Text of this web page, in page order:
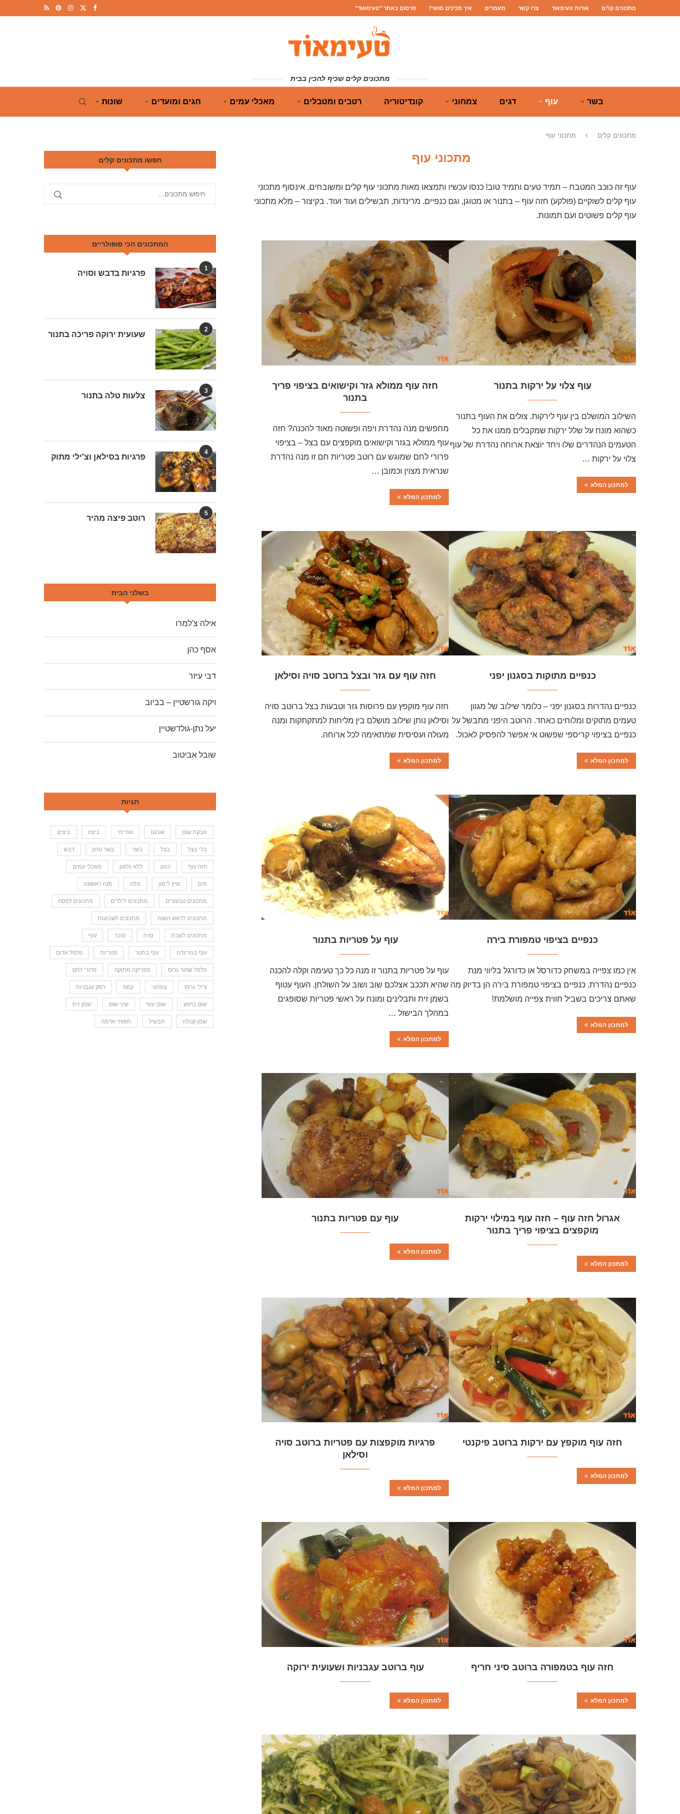
מתכונים קלים אודות טעימאוד צרו קשר מאמרים איך מכינים סושי? פרסום באתר "טעימאוד"
מתכונים קלים שכיף להכין בבית
בשר עוף דגים צמחוני קונדיטוריה רטבים ומטבלים מאכלי עמים חגים ומועדים שונות
מתכונים קלים מתכוני עוף
מתכוני עוף
עוף זה כוכב המטבח – תמיד טעים ותמיד טוב! כנסו עכשיו ותמצאו מאות מתכוני עוף קלים ומשובחים. אינסוף מתכוני
עוף קלים לשוקיים (פולקע) חזה עוף – בתנור או מטוגן, וגם כנפיים. מרינדות, תבשילים ועוד ועוד. בקיצור – מלא מתכוני
עוף קלים פשוטים ועם תמונות.
עוף צלוי על ירקות בתנור
השילוב המושלם בין עוף לירקות. צולים את העוף בתנור
כשהוא מונח על שלל ירקות שמקבלים ממנו את כל
הטעמים הנהדרים שלו ויחד יוצאת ארוחה נהדרת של עוף
צלוי על ירקות …
למתכון המלא
חזה עוף ממולא גזר וקישואים בציפוי פריך
בתנור
מחפשים מנה נהדרת ויפה ופשוטה מאוד להכנה? חזה
עוף ממולא בגזר וקישואים מוקפצים עם בצל – בציפוי
פרורי לחם שמוגש עם רוטב פטריות חם זו מנה נהדרת
שנראית מצוין וכמובן …
למתכון המלא
כנפיים מתוקות בסגנון יפני
כנפיים נהדרות בסגנון יפני – כלומר שילוב של מגוון
טעמים מתוקים ומלוחים כאחד. הרוטב היפני מתבשל על
כנפיים בציפוי קריספי שפשוט אי אפשר להפסיק לאכול.
למתכון המלא
חזה עוף עם גזר ובצל ברוטב סויה וסילאן
חזה עוף מוקפץ עם פרוסות גזר וטבעות בצל ברוטב סויה
וסילאן נותן שילוב מושלם בין מליחות למתקתקות ומנה
מעולה ועסיסית שמתאימה לכל ארוחה.
למתכון המלא
כנפיים בציפוי טמפורת בירה
אין כמו צפייה במשחק כדורסל או כדורגל בליווי מנת
כנפיים נהדרת. כנפיים בציפוי טמפורת בירה הן בדיוק מה
שאתם צריכים בשביל חווית צפייה מושלמת!
למתכון המלא
עוף על פטריות בתנור
עוף על פטריות בתנור זו מנה כל כך טעימה וקלה להכנה
שהיא תככב אצלכם שוב ושוב על השולחן. העוף עטוף
בשמן זית ותבלינים ומונח על ראשי פטריות שסופגים
במהלך הבישול …
למתכון המלא
אגרול חזה עוף – חזה עוף במילוי ירקות
מוקפצים בציפוי פריך בתנור
למתכון המלא
עוף עם פטריות בתנור
למתכון המלא
חזה עוף מוקפץ עם ירקות ברוטב פיקנטי
למתכון המלא
פרגיות מוקפצות עם פטריות ברוטב סויה
וסילאן
למתכון המלא
חזה עוף בטמפורה ברוטב סיני חריף
למתכון המלא
עוף ברוטב עגבניות ושעועית ירוקה
למתכון המלא
חפשו מתכונים קלים
המתכונים הכי פופולריים
1
פרגיות בדבש וסויה
2
שעועית ירוקה פריכה בתנור
3
צלעות טלה בתנור
4
פרגיות בסילאן וצ'ילי מתוק
5
רוטב פיצה מהיר
בשלני הבית
אילה צ'למרו
אסף כהן
דבי עיזר
ויקה גורשטיין – בביוב
יעל נתן-גולדשטיין
שובל אביטוב
תגיות
אבקת שום אורגנו אסייתי ביצה ביצים
בלי בצל בצל בשר בשר טחון דבש
חזה עוף כמון ללא גלוטן מאכלי עמים
מים מיץ לימון מלח מנה ראשונה
מתכונים טבעוניים מתכונים לילדים מתכונים לפסח
מתכונים לראש השנה מתכונים לשבועות
מתכונים לשבת סויה סוכר עוף
עוף במרינדה עוף בתנור פטריות פלפל אדום
פלפל שחור גרוס פפריקה מתוקה פרורי לחם
צ'ילי גרוס צמחוני קמח רסק עגבניות
שום כתוש שוקי עוף שיני שום שמן זית
שמן קנולה תבשיל תפוחי אדמה